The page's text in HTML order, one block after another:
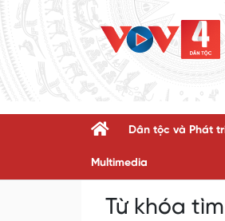
Dân tộc và Phát
Multimedia
Từ khóa